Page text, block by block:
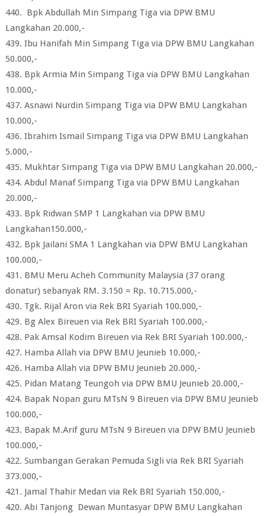
440. Bpk Abdullah Min Simpang Tiga via DPW BMU
Langkahan 20.000,-
439. Ibu Hanifah Min Simpang Tiga via DPW BMU Langkahan
50.000,-
438. Bpk Armia Min Simpang Tiga via DPW BMU Langkahan
10.000,-
437. Asnawi Nurdin Simpang Tiga via DPW BMU Langkahan
10.000,-
436. Ibrahim Ismail Simpang Tiga via DPW BMU Langkahan
5.000,-
435. Mukhtar Simpang Tiga via DPW BMU Langkahan 20.000,-
434. Abdul Manaf Simpang Tiga via DPW BMU Langkahan
20.000,-
433. Bpk Ridwan SMP 1 Langkahan via DPW BMU
Langkahan150.000,-
432. Bpk Jailani SMA 1 Langkahan via DPW BMU Langkahan
100.000,-
431. BMU Meru Acheh Community Malaysia (37 orang
donatur) sebanyak RM. 3.150 = Rp. 10.715.000,-
430. Tgk. Rijal Aron via Rek BRI Syariah 100.000,-
429. Bg Alex Bireuen via Rek BRI Syariah 100.000,-
428. Pak Amsal Kodim Bireuen via Rek BRI Syariah 100.000,-
427. Hamba Allah via DPW BMU Jeunieb 10.000,-
426. Hamba Allah via DPW BMU Jeunieb 20.000,-
425. Pidan Matang Teungoh via DPW BMU Jeunieb 20.000,-
424. Bapak Nopan guru MTsN 9 Bireuen via DPW BMU Jeunieb
100.000,-
423. Bapak M.Arif guru MTsN 9 Bireuen via DPW BMU Jeunieb
100.000,-
422. Sumbangan Gerakan Pemuda Sigli via Rek BRI Syariah
373.000,-
421. Jamal Thahir Medan via Rek BRI Syariah 150.000,-
420. Abi Tanjong Dewan Muntasyar DPW BMU Langkahan